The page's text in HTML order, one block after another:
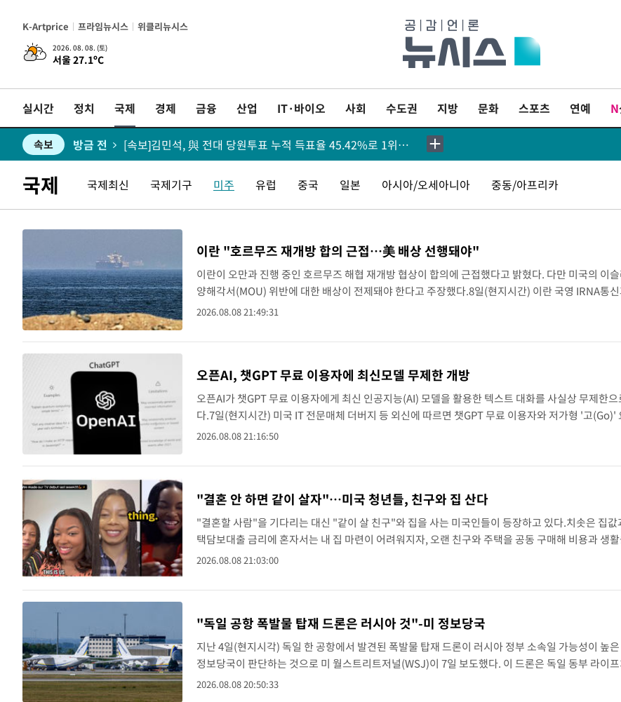
K-Artprice 프라임뉴시스 위클리뉴시스
2026. 08. 08. (토)
서울 27.1ºC
실시간 정치 국제 경제 금융 산업 IT·바이오 사회 수도권 지방 문화 스포츠 연예 N
속보 방금 전 [속보]與최고위원 제주·인천 순회경선…박선원·최민희·서미화·한민수·김용 순
속보 방금 전 [속보]김민석, 與 전대 당원투표 누적 득표율 45.42%로 1위… 정청래 44.56%
속보 방금 전 [속보]與 대표 경선 제주·인천 당원투표…金 47.75%·鄭 42.08%·宋 10.17%
속보 방금 전 이강인 "아틀레티코 이적 기뻐…등번호 7번 의미보단 팀 위해 뛸 것"
[속보]與 당대표 경선, 제주·인천 권리당원 투표 김민석 승리
속보 방금 전 낮 최고 35도 '무더위'…동해안 시간당 30㎜ '강한 비'[내일날씨]
속보 방금 전
속보 방금 전 수도권 40도 육박 '펄펄'…동해안 일부 지역엔 호의주의보
방금 전 온열질환 사망자 3명 늘어…누적 환자 3000명 돌파
속보 방금 전 강릉에 시간당 81.4㎜ 물폭탄…도로 잠기고 담벼락 붕괴
속보 15분 전 백운산서 80년근 천종산삼 9뿌리 발견…감정가 1.3억원
속보 53분 전 선재도서 해루질 나섰다 실종 60대, 닷새 만에 숨진 채 발견
1시간 전 남자 농구, 나고야 아시안게임서 '홈팀' 일본과 한일전
속보 1시간 전 여수 오동도 해상서 모터보트 전복…1명 사망·1명 실종
속보 2시간 전
3시간 전 축구협회 "압수수색·성접대 논란 사과…쇄신의 기회로 삼겠다"
[속보]'압수수색·성접대 논란' 축구협회 "실망과 걱정 안겨드려 죄송"
속보 7시간 전 '최고 37도' 폭염 지속…강원동해안 최대 150㎜ 비
속보 9시간 전 [속보]뉴욕증시 상승 마감…S&P 0.6% 나스닥 1.3%↑
국제 국제최신 국제기구 미주 유럽 중국 일본 아시아/오세아니아 중동/아프리카
이란 "호르무즈 재개방 합의 근접…美 배상 선행돼야"
이란이 오만과 진행 중인 호르무즈 해협 재개방 협상이 합의에 근접했다고 밝혔다. 다만 미국의 이
양해각서(MOU) 위반에 대한 배상이 전제돼야 한다고 주장했다.8일(현지시간) 이란 국영 IRNA통
체 알자지라 등에 따르면 아바스 아라그치 이란 외무장관은 마수드 페제시키안 이란 대통령의 이날
2026.08.08 21:49:31
오픈AI, 챗GPT 무료 이용자에 최신모델 무제한 개방
오픈AI가 챗GPT 무료 이용자에게 최신 인공지능(AI) 모델을 활용한 텍스트 대화를 사실상 무제한
다.7일(현지시간) 미국 IT 전문매체 더버지 등 외신에 따르면 챗GPT 무료 이용자와 저가형 '고(Go)'
입자는 다음 주부터 GPT-5.6 계열의 경량 모델 '루나(Luna)'를 횟수 제한 없이 사용할 수 있다.무제한
2026.08.08 21:16:50
"결혼 안 하면 같이 살자"…미국 청년들, 친구와 집 산다
"결혼할 사람"을 기다리는 대신 "같이 살 친구"와 집을 사는 미국인들이 등장하고 있다.치솟은 집값
택담보대출 금리에 혼자서는 내 집 마련이 어려워지자, 오랜 친구와 주택을 공동 구매해 비용과 생
'코바잉'이 새로운 선택지로 떠오른 것이다.미국 금융정보업체 뱅크레이트가 지난 2025년 9월 발표
2026.08.08 21:03:00
"독일 공항 폭발물 탑재 드론은 러시아 것"-미 정보당국
지난 4일(현지시각) 독일 한 공항에서 발견된 폭발물 탑재 드론이 러시아 정부 소속일 가능성이 높
정보당국이 판단하는 것으로 미 월스트리트저널(WSJ)이 7일 보도했다. 이 드론은 독일 동부 라이
공항의 우크라이나 화물기 인근 보안구역 계류장에서 발견됐으며, 이로 인해 공항은 그날 밤 운영을
2026.08.08 20:50:33